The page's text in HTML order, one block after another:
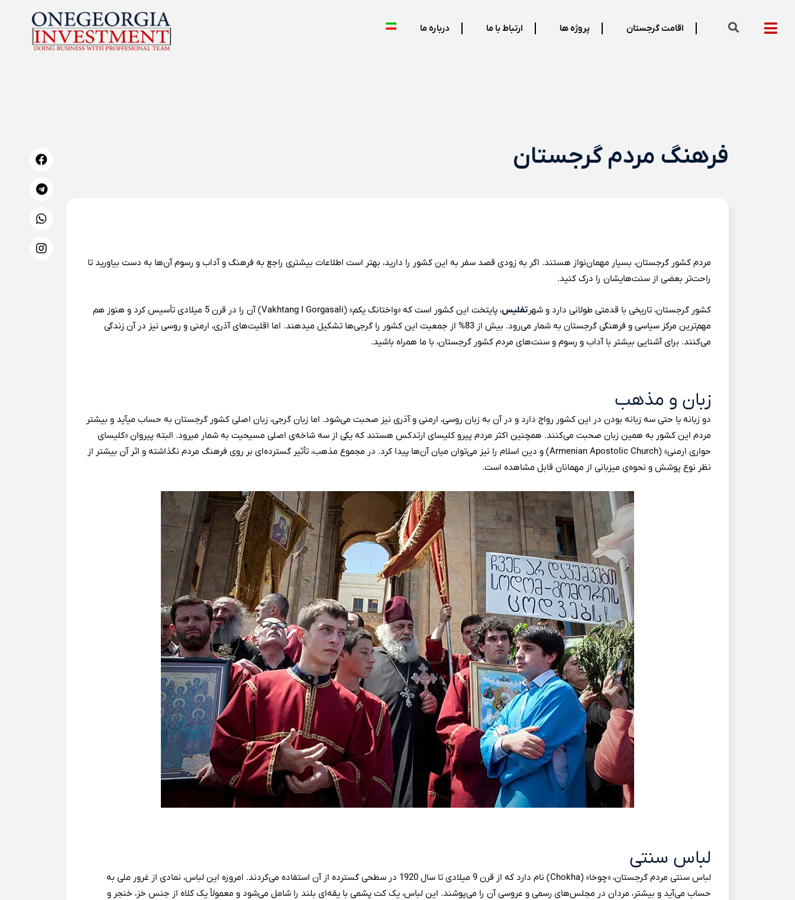
اقامت گرجستان پروژه ها ارتباط با ما درباره ما
فرهنگ مردم گرجستان
مردم کشور گرجستان، بسیار مهمان‌نواز هستند. اگر به زودی قصد سفر به این کشور را دارید، بهتر است اطلاعات بیشتری راجع به فرهنگ و آداب و رسوم آن‌ها به دست بیاورید تا
راحت‌تر بعضی از سنت‌هایشان را درک کنید.
کشور گرجستان، تاریخی با قدمتی طولانی دارد و شهر تفلیس
، پایتخت این کشور است که «واختانگ یکم» (Vakhtang I Gorgasali) آن را در قرن 5 میلادی تأسیس کرد و هنوز هم
مهم‌ترین مرکز سیاسی و فرهنگی گرجستان به شمار می‌رود. بیش از 83% از جمعیت این کشور را گرجی‌ها تشکیل می‎دهند. اما اقلیت‌های آذری، ارمنی و روسی نیز در آن زندگی
می‌کنند. برای آشنایی بیشتر با آداب و رسوم و سنت‌های مردم کشور گرجستان، با ما همراه باشید.
زبان و مذهب
دو زبانه یا حتی سه زبانه بودن در این کشور رواج دارد و در آن به زبان روسی، ارمنی و آذری نیز صحبت می‌شود. اما زبان گرجی، زبان اصلی کشور گرجستان به حساب می‎آید و بیشتر
مردم این کشور به همین زبان صحبت می‌کنند. همچنین اکثر مردم پیرو کلیسای ارتدکس هستند که یکی از سه شاخه‌ی اصلی مسیحیت به شمار می‎رود. البته پیروان «کلیسای
حواری ارمنی» (Armenian Apostolic Church) و دین اسلام را نیز می‌توان میان آن‌ها پیدا کرد. در مجموع مذهب، تأثیر گسترده‌ای بر روی فرهنگ مردم نگذاشته و اثر آن بیشتر از
نظر نوع پوشش و نحوه‌ی میزبانی از مهمانان قابل مشاهده است.
لباس سنتی
لباس سنتی مردم گرجستان، «چوخا» (Chokha) نام دارد که از قرن 9 میلادی تا سال 1920 در سطحی گسترده از آن استفاده می‌کردند. امروزه این لباس، نمادی از غرور ملی به
حساب می‌آید و بیشتر، مردان در مجلس‌های رسمی و عروسی آن را می‌پوشند. این لباس، یک کت پشمی با یقه‌ای بلند را شامل می‌شود و معمولاً یک کلاه از جنس خز، خنجر و